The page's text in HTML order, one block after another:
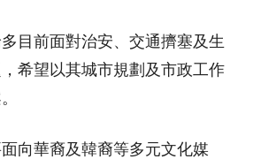
目前面對治安、交通擠塞及生
希望以其城市規劃及市政工作
向華裔及韓裔等多元文化媒